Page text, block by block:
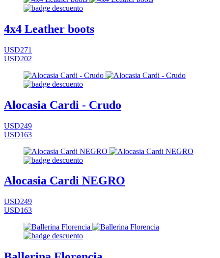
4x4 Leather boots
USD271
USD202
Alocasia Cardi - Crudo
USD249
USD163
Alocasia Cardi NEGRO
USD249
USD163